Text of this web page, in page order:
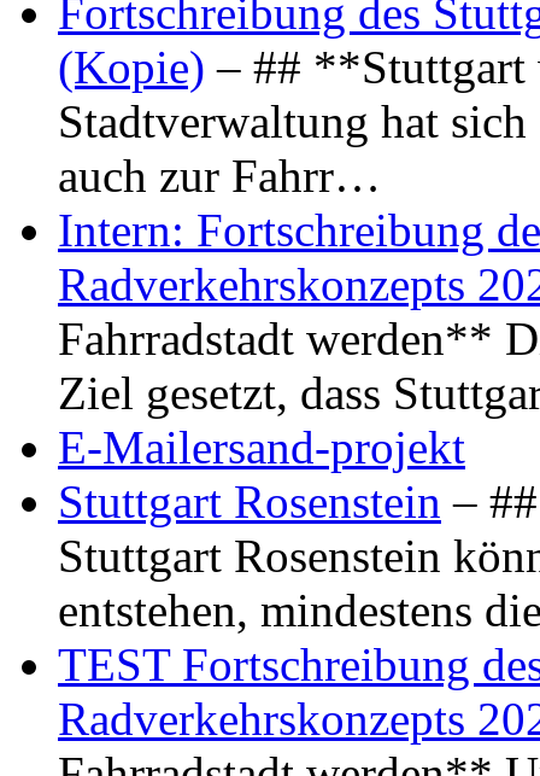
Fortschreibung des
(Kopie) – ## **Stuttgart
Stadtverwaltung hat
auch zur Fahrr…
Intern: Fortschreibung
Radverkehrskonzepts
Fahrradstadt werden**
Ziel gesetzt, dass
E-Mailersand-projekt
Stuttgart Rosenstein –
Stuttgart Rosenstein
entstehen, mindestens
TEST Fortschreibung
Radverkehrskonzepts